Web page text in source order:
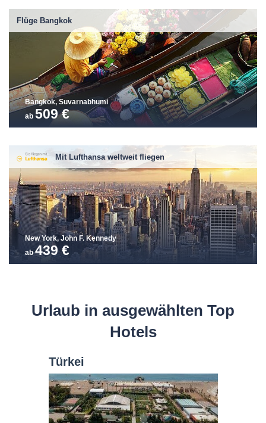
Flüge Bangkok
Bangkok, Suvarnabhumi
ab 509 €
Mit Lufthansa weltweit fliegen
New York, John F. Kennedy
ab439 €
Urlaub in ausgewählten Top
Hotels
Türkei